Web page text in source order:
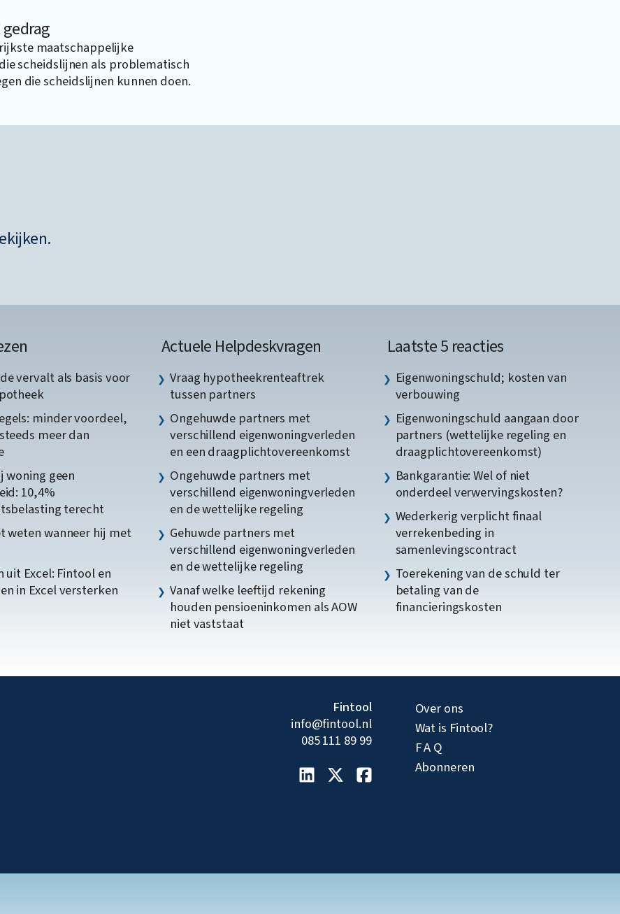
maatschappelijke
scheidslijnen als problematisch
die scheidslijnen kunnen doen.
vervalt als basis voor
minder voordeel,
meer dan
woning geen
10,4%
terecht
weten wanneer hij met
uit Excel: Fintool en
in Excel versterken
Actuele Helpdeskvragen
Vraag hypotheekrenteaftrek
tussen partners
Ongehuwde partners met
verschillend eigenwoningverleden
en een draagplichtovereenkomst
Ongehuwde partners met
verschillend eigenwoningverleden
en de wettelijke regeling
Gehuwde partners met
verschillend eigenwoningverleden
en de wettelijke regeling
Vanaf welke leeftijd rekening
houden pensioeninkomen als AOW
niet vaststaat
Laatste 5 reacties
Eigenwoningschuld; kosten van
verbouwing
Eigenwoningschuld aangaan door
partners (wettelijke regeling en
draagplichtovereenkomst)
Bankgarantie: Wel of niet
onderdeel verwervingskosten?
Wederkerig verplicht finaal
verrekenbeding in
samenlevingscontract
Toerekening van de schuld ter
betaling van de
financieringskosten
Fintool
info@fintool.nl
085 111 89 99
Over ons
Wat is Fintool?
F A Q
Abonneren